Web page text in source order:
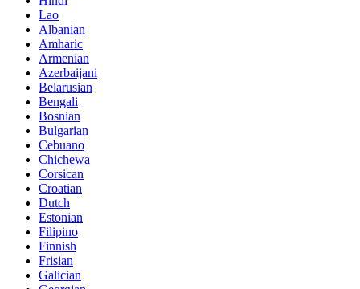
Lao
Albanian
Amharic
Armenian
Azerbaijani
Belarusian
Bengali
Bosnian
Bulgarian
Cebuano
Chichewa
Corsican
Croatian
Dutch
Estonian
Filipino
Finnish
Frisian
Galician